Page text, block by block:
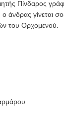
Πίνδαρος
άνδρας γίνεται
του Ορχομενού.